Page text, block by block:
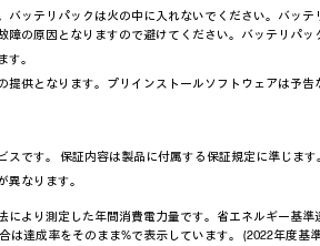
ッテリパックは火の中に入れないでください。バッ
の原因となりますので避けてください。バッテリパッ
。
供となります。プリインストールソフトウェアは予告
です。 保証内容は製品に付属する保証規定に準じます
なります。
により測定した年間消費電力量です。省エネルギー基
は達成率をそのまま%で表示しています。 (2022年度基